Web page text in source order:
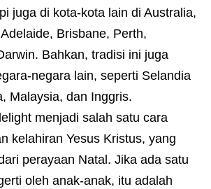
juga di kota-kota lain di Australia,
Brisbane, Perth,
Bahkan, tradisi ini juga
negara lain, seperti Selandia
Malaysia, dan Inggris.
menjadi salah satu cara
kelahiran Yesus Kristus, yang
perayaan Natal. Jika ada satu
oleh anak-anak, itu adalah